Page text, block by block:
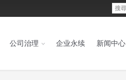
公司治理 企业永续 新闻中心